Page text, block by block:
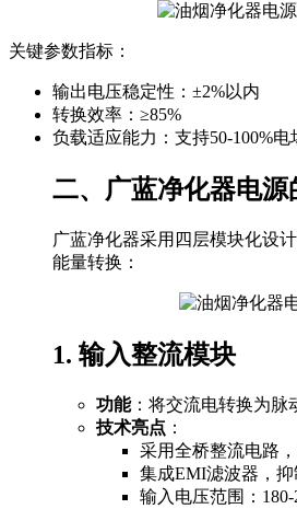
关键参数指标：
输出电压稳定性：±2%以内
转换效率：≥85%
负载适应能力：支持50-100%电
二、广蓝净化器电源
广蓝净化器采用四层模块化设
能量转换：
1. 输入整流模块
功能：将交流电转换为脉
技术亮点 ：
采用全桥整流电路
集成EMI滤波器，
输入电压范围：180-